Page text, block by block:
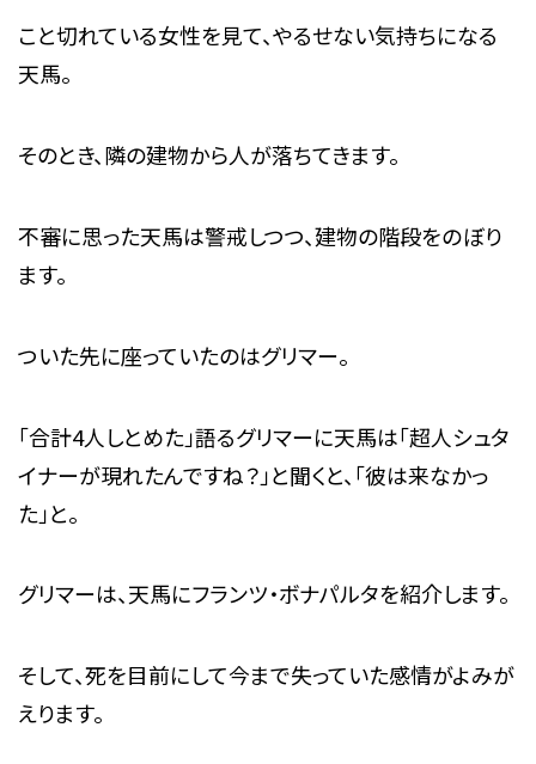
こと切れている女性を見て、やるせない気持ちになる
天馬。
そのとき、隣の建物から人が落ちてきます。
不審に思った天馬は警戒しつつ、建物の階段をのぼり
ます。
ついた先に座っていたのはグリマー。
「合計4人しとめた」語るグリマーに天馬は「超人シュタ
イナーが現れたんですね？」と聞くと、「彼は来なかっ
た」と。
グリマーは、天馬にフランツ・ボナパルタを紹介します。
そして、死を目前にして今まで失っていた感情がよみが
えります。